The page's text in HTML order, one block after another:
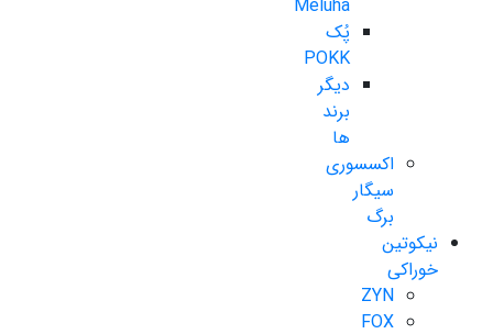
Meluha
پُک
POKK
دیگر
برند
ها
اکسسوری
سیگار
برگ
نیکوتین
خوراکی
ZYN
FOX